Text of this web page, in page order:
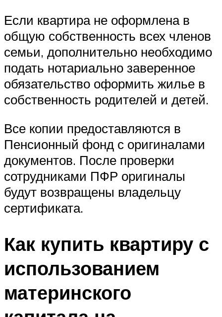
Если квартира не оформлена в
общую собственность всех членов
семьи, дополнительно необходимо
подать нотариально заверенное
обязательство оформить жилье в
собственность родителей и детей.
Все копии предоставляются в
Пенсионный фонд с оригиналами
документов. После проверки
сотрудниками ПФР оригиналы
будут возвращены владельцу
сертификата.
Как купить квартиру с
использованием
материнского